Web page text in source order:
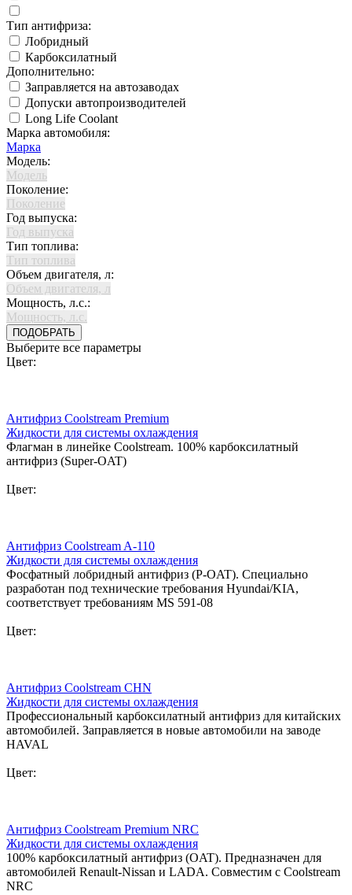
Тип антифриза:
Лобридный
Карбоксилатный
Дополнительно:
Заправляется на автозаводах
Допуски автопроизводителей
Long Life Coolant
Марка автомобиля:
Марка
Модель:
Модель
Поколение:
Поколение
Год выпуска:
Год выпуска
Тип топлива:
Тип топлива
Объем двигателя, л:
Объем двигателя, л
Мощность, л.с.:
Мощность, л.с.
ПОДОБРАТЬ
Выберите все параметры
Цвет:
Антифриз Coolstream Premium
Жидкости для системы охлаждения
Флагман в линейке Coolstream. 100% карбоксилатный
антифриз (Super-OAT)
Цвет:
Антифриз Coolstream A-110
Жидкости для системы охлаждения
Фосфатный лобридный антифриз (P-OAT). Специально
разработан под технические требования Hyundai/KIA,
соответствует требованиям MS 591-08
Цвет:
Антифриз Coolstream CHN
Жидкости для системы охлаждения
Профессиональный карбоксилатный антифриз для китайских
автомобилей. Заправляется в новые автомобили на заводе
HAVAL
Цвет:
Антифриз Coolstream Premium NRC
Жидкости для системы охлаждения
100% карбоксилатный антифриз (OAT). Предназначен для
автомобилей Renault-Nissan и LADA. Совместим с Coolstream
NRC